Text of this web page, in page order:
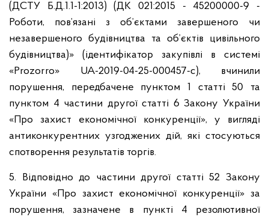
(ДСТУ Б.Д.1.1-1:2013) (ДК 021:2015 - 45200000-9 -
Роботи, пов’язані з об’єктами завершеного чи
незавершеного будівництва та об’єктів цивільного
будівництва)» (ідентифікатор закупівлі в системі
«Prozorro» UA-2019-04-25-000457-c), вчинили
порушення, передбачене пунктом 1 статті 50 та
пунктом 4 частини другої статті 6 Закону України
«Про захист економічної конкуренції», у вигляді
антиконкурентних узгоджених дій, які стосуються
спотворення результатів торгів.
5. Відповідно до частини другої статті 52 Закону
України «Про захист економічної конкуренції» за
порушення, зазначене в пункті 4 резолютивної